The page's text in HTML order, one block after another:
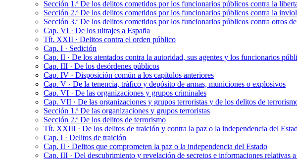
Sección 1.ª De los delitos cometidos por los funcionarios públicos contra la
Sección 2.ª De los delitos cometidos por los funcionarios públicos contra la
Sección 3.ª De los delitos cometidos por los funcionarios públicos contra otros
Cap. VI · De los ultrajes a España
Tít. XXII · Delitos contra el orden público
Cap. I · Sedición
Cap. II · De los atentados contra la autoridad, sus agentes y los funcionarios
Cap. III · De los desórdenes públicos
Cap. IV · Disposición común a los capítulos anteriores
Cap. V · De la tenencia, tráfico y depósito de armas, municiones o explosivos
Cap. VI · De las organizaciones y grupos criminales
Cap. VII · De las organizaciones y grupos terroristas y de los delitos de
Sección 1.ª De las organizaciones y grupos terroristas
Sección 2.ª De los delitos de terrorismo
Tít. XXIII · De los delitos de traición y contra la paz o la independencia del
Cap. I · Delitos de traición
Cap. II · Delitos que comprometen la paz o la independencia del Estado
Cap. III · Del descubrimiento y revelación de secretos e informaciones relativas